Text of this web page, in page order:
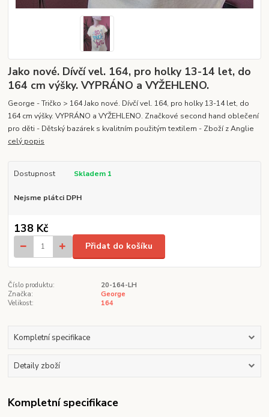
Jako nové. Dívčí vel. 164, pro holky 13-14 let, do
164 cm výšky. VYPRÁNO a VYŽEHLENO.
George - Tričko > 164 Jako nové. Dívčí vel. 164, pro holky 13-14 let, do
164 cm výšky. VYPRÁNO a VYŽEHLENO. Značkové second hand oblečení
pro děti - Dětský bazárek s kvalitním použitým textilem - Zboží z Anglie
celý popis
Dostupnost Skladem 1
Nejsme plátci DPH
138 Kč
Přidat do košíku
Číslo produktu:
20-164-LH
Značka:
George
Velikost:
164
Kompletní specifikace
Detaily zboží
Kompletní specifikace